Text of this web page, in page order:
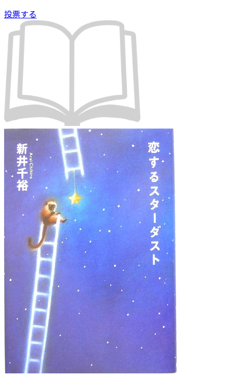
投票する